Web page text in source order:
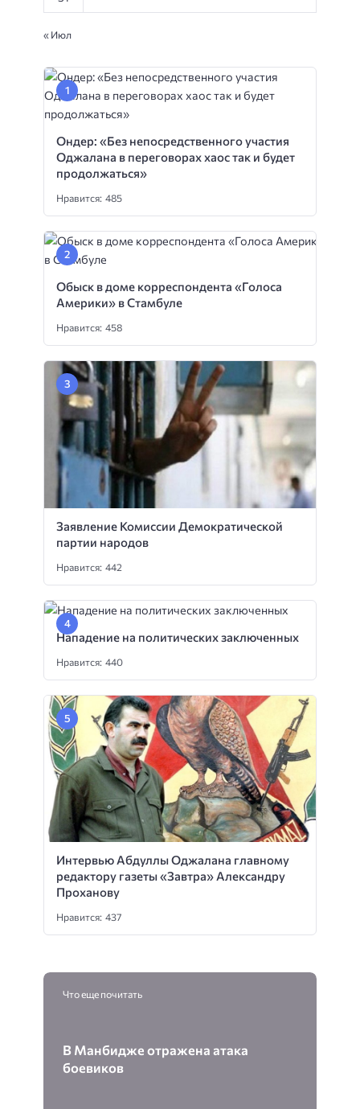
« Июл
Ондер: «Без непосредственного участия
Оджалана в переговорах хаос так и будет
продолжаться»
Нравится: 485
Обыск в доме корреспондента «Голоса
Америки» в Стамбуле
Нравится: 458
Заявление Комиссии Демократической
партии народов
Нравится: 442
Нападение на политических заключенных
Нравится: 440
Интервью Абдуллы Оджалана главному
редактору газеты «Завтра» Александру
Проханову
Нравится: 437
Что еще почитать
В Манбидже отражена атака
боевиков